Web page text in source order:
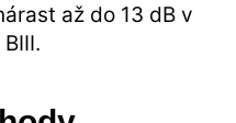
až do 13 dB v